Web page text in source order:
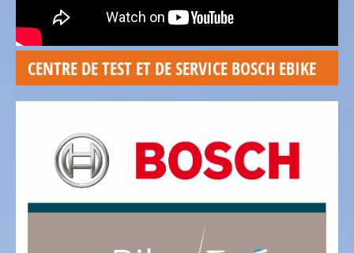
Vélos
Vélos
de
course,
triathlon,
vélos
contre
la
montre
CENTRE DE TEST ET DE SERVICE BOSCH EBIKE